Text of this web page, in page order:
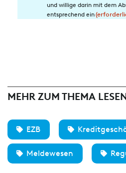
und willige darin mit dem
entsprechend ein
MEHR ZUM THEMA
EZB
Meldewesen